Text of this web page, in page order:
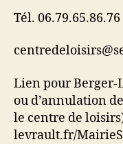
Tél. 06.79.65.86.76
Lien pour Berger-
ou d’annulation
le centre de
levrault.fr/